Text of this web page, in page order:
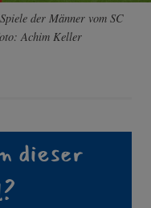
der Männer vom SC
Achim Keller
dieser